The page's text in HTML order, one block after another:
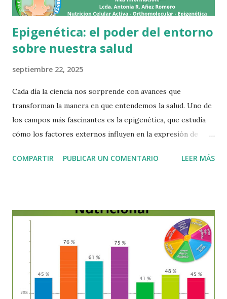
Epigenética: el poder del entorno
sobre nuestra salud
septiembre 22, 2025
Cada día la ciencia nos sorprende con avances que
transforman la manera en que entendemos la salud. Uno de
los campos más fascinantes es la epigenética, que estudia
cómo los factores externos influyen en la expresión de
solo entre un 5 y 10 % de nuestra salud depende de la
plano” de nuestro organismo, el medio ambiente es el que
decide en gran medida cómo se expresan. La epigenética
analiza precisamente esto: Cómo los genes se activan o
desactivan en diferentes etapas de la vida. La influencia de la
alimentación, los factores emocionales y los agentes
ambientales en la expresión genética. Conocer con
COMPARTIR PUBLICAR UN COMENTARIO LEER MÁS